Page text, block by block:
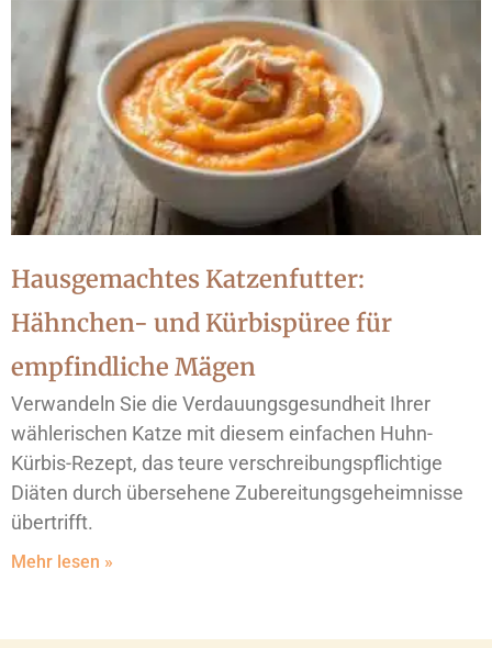
Hausgemachtes Katzenfutter:
Hähnchen- und Kürbispüree für
empfindliche Mägen
Verwandeln Sie die Verdauungsgesundheit Ihrer
wählerischen Katze mit diesem einfachen Huhn-
Kürbis-Rezept, das teure verschreibungspflichtige
Diäten durch übersehene Zubereitungsgeheimnisse
übertrifft.
Mehr lesen »